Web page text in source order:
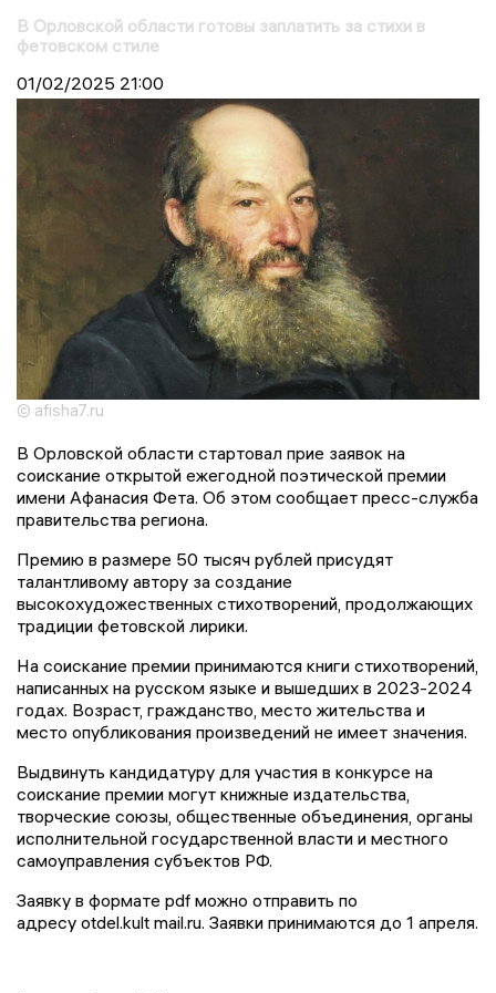
В Орловской области готовы заплатить за стихи в
фетовском стиле
01/02/2025 21:00
© afisha7.ru
В Орловской области стартовал прие заявок на
соискание открытой ежегодной поэтической премии
имени Афанасия Фета. Об этом сообщает пресс-служба
правительства региона.
Премию в размере 50 тысяч рублей присудят
талантливому автору за создание
высокохудожественных стихотворений, продолжающих
традиции фетовской лирики.
На соискание премии принимаются книги стихотворений,
написанных на русском языке и вышедших в 2023-2024
годах. Возраст, гражданство, место жительства и
место опубликования произведений не имеет значения.
Выдвинуть кандидатуру для участия в конкурсе на
соискание премии могут книжные издательства,
творческие союзы, общественные объединения, органы
исполнительной государственной власти и местного
самоуправления субъектов РФ.
Заявку в формате pdf можно отправить по
адресу otdel.kult mail.ru. Заявки принимаются до 1 апреля.